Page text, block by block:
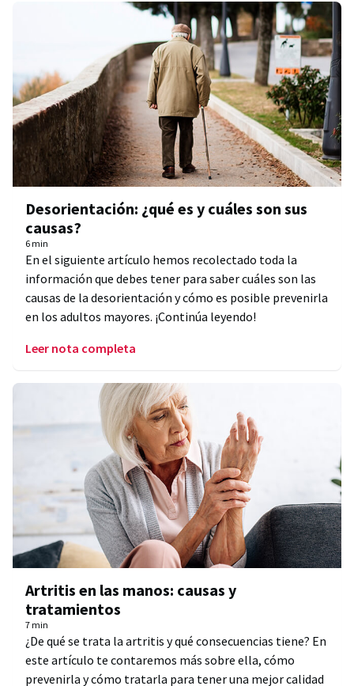
Desorientación: ¿qué es y cuáles son sus
causas?
6 min
En el siguiente artículo hemos recolectado toda la
información que debes tener para saber cuáles son las
causas de la desorientación y cómo es posible prevenirla
en los adultos mayores. ¡Continúa leyendo!
Leer nota completa
Artritis en las manos: causas y
tratamientos
7 min
¿De qué se trata la artritis y qué consecuencias tiene? En
este artículo te contaremos más sobre ella, cómo
prevenirla y cómo tratarla para tener una mejor calidad